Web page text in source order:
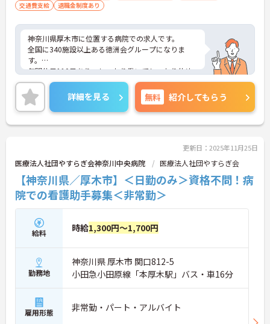
交通費支給
退職金制度あり
神奈川県厚木市に位置する病院での求人です。
全国に340施設以上ある徳洲会グループになりま
す。
年間休日110日あり、しっかり働いてしっかり休め
る、社員にとって理想の働き方を実現できます♪
ご興味ある方はお気軽にお問い合わせ下さい。
詳細を見る 無料 紹介してもらう
更新日：2025年11月25日
医療法人社団やすらぎ会神奈川中央病院 医療法人社団やすらぎ会
【神奈川県／厚木市】＜日勤のみ＞資格不問！病
院での看護助手募集＜非常勤＞
給料 時給1,300円～1,700円
勤務地
神奈川県 厚木市 関口812-5
小田急小田原線「本厚木駅」バス・車16分
雇用形態 非常勤・パート・アルバイト